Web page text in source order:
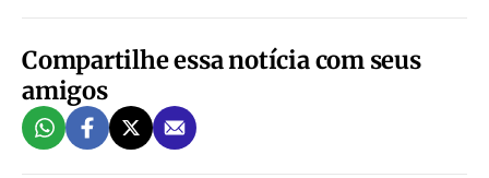
Compartilhe essa notícia com seus
amigos